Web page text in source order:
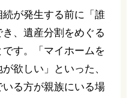
が発生する前に「誰
、遺産分割をめぐる
です。「マイホームを
欲しい」といった、
る方が親族にいる場